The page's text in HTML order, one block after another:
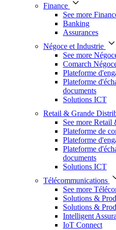
Finance
See more
Banking
Assurances
Négoce et Industrie
See more
Comarch
Plateforme
Plateforme
documents
Solutions ICT
Retail & Grande
See more
Plateforme de
Plateforme
Plateforme
documents
Solutions ICT
Télécommunications
See more
Solutions &
Solutions &
Intelligent
IoT Connect